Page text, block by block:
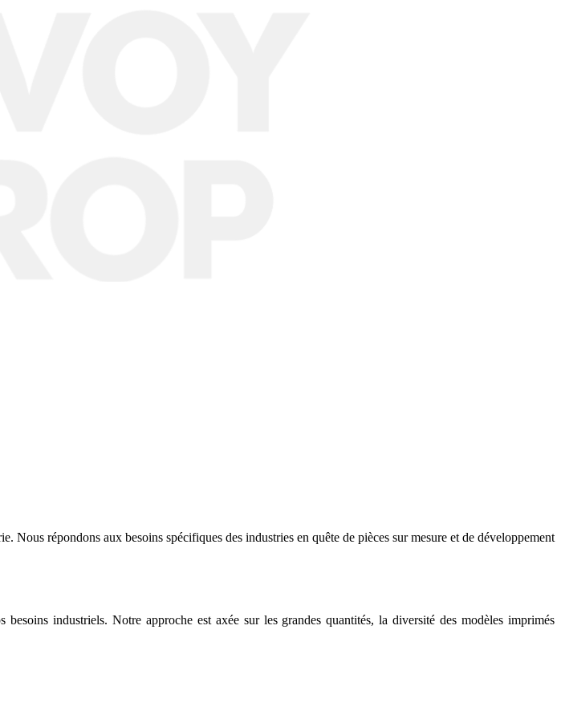
répondons aux besoins spécifiques des industries en quête de pièces sur mesure et de développement
industriels. Notre approche est axée sur les grandes quantités, la diversité des modèles imprimés